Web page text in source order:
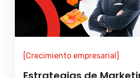
[Crecimiento empresarial]